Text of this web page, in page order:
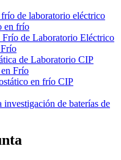
de laboratorio eléctrico
en frío
Frío de Laboratorio Eléctrico
de Laboratorio CIP
Frío
en frío CIP
investigación de baterías de